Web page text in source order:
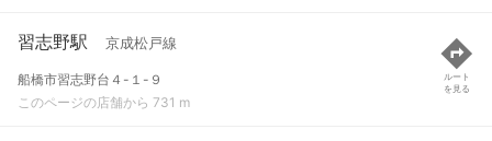
習志野駅 京成松戸線
船橋市習志野台４-１-９
このページの店舗から 731 m
ルート
を見る